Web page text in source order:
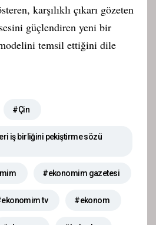
karşılıklı çıkarı gözeten
güçlendiren yeni bir
temsil ettiğini dile
#Çin
iş birliğini pekiştirme sözü
#ekonomim gazetesi
tv #ekonom